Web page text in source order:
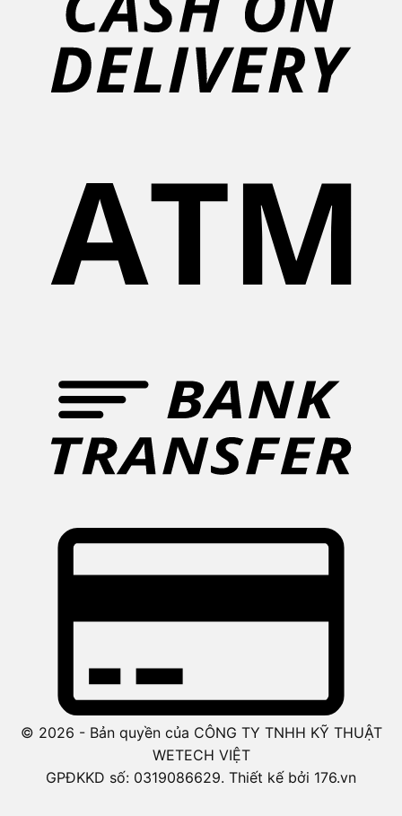
© 2026 - Bản quyền của CÔNG TY TNHH KỸ THUẬT
WETECH VIỆT
GPĐKKD số: 0319086629. Thiết kế bởi 176.vn